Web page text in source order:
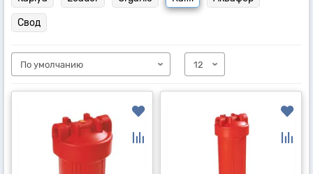
Свод